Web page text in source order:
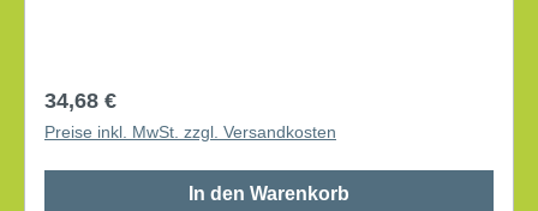
Regulärer Preis:
34,68 €
Preise inkl. MwSt. zzgl. Versandkosten
In den Warenkorb